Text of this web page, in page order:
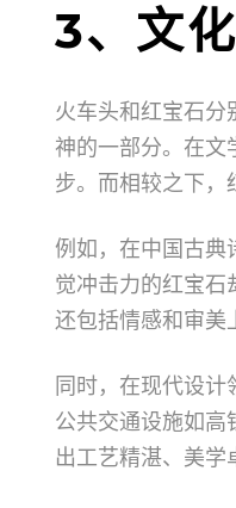
3、文
火车头和红宝石分
神的一部分。在文
步。而相较之下，
例如，在中国古典
觉冲击力的红宝石
还包括情感和审美
同时，在现代设
公共交通设施如高
出工艺精湛、美学